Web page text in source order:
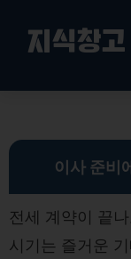
뛰
지식창고
이사 준비
전세 계약이 끝
시기는 즐거운